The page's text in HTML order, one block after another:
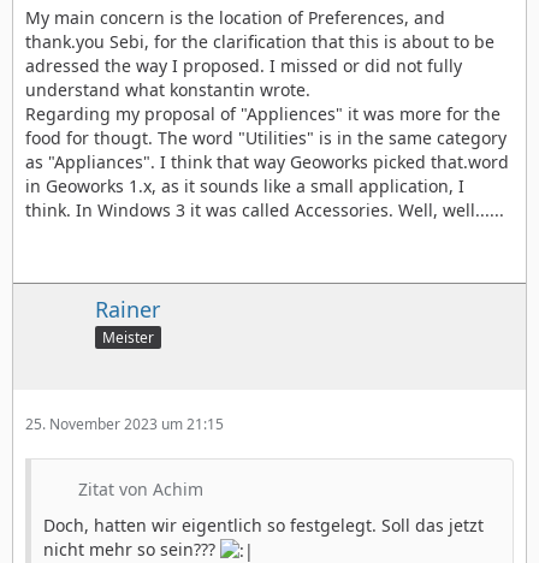
My main concern is the location of Preferences, and
thank.you Sebi, for the clarification that this is about to be
adressed the way I proposed. I missed or did not fully
understand what konstantin wrote.
Regarding my proposal of "Appliences" it was more for the
food for thougt. The word "Utilities" is in the same category
as "Appliances". I think that way Geoworks picked that.word
in Geoworks 1.x, as it sounds like a small application, I
think. In Windows 3 it was called Accessories. Well, well......
Rainer
Meister
25. November 2023 um 21:15
Zitat von Achim
Doch, hatten wir eigentlich so festgelegt. Soll das jetzt
nicht mehr so sein???